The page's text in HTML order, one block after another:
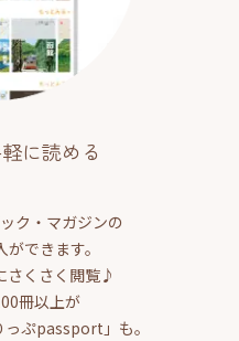
に読める
ク・マガジンの
できます。
さくさく閲覧♪
冊以上が
ぷpassport」も。